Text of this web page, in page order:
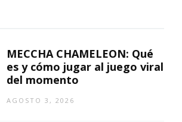
MECCHA CHAMELEON: Qué
es y cómo jugar al juego viral
del momento
AGOSTO 3, 2026